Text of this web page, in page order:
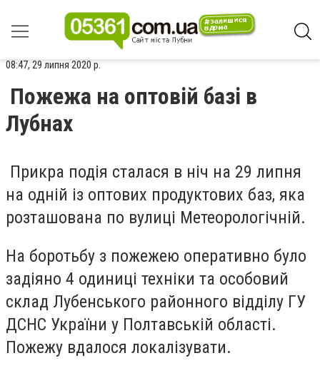
08:47, 29 липня 2020 р.
Пожежа на оптовій базі в
Лубнах
Прикра подія сталася в ніч на 29 липня
на одній із оптових продуктових баз, яка
розташована по вулиці Метеорологічній.
На боротьбу з пожежею оперативно було
задіяно 4 одиниці техніки та особовий
склад Лубенського районного відділу ГУ
ДСНС України у Полтавській області.
Пожежу вдалося локалізувати.